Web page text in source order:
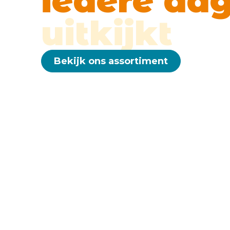
uitkijkt
Bekijk ons assortiment